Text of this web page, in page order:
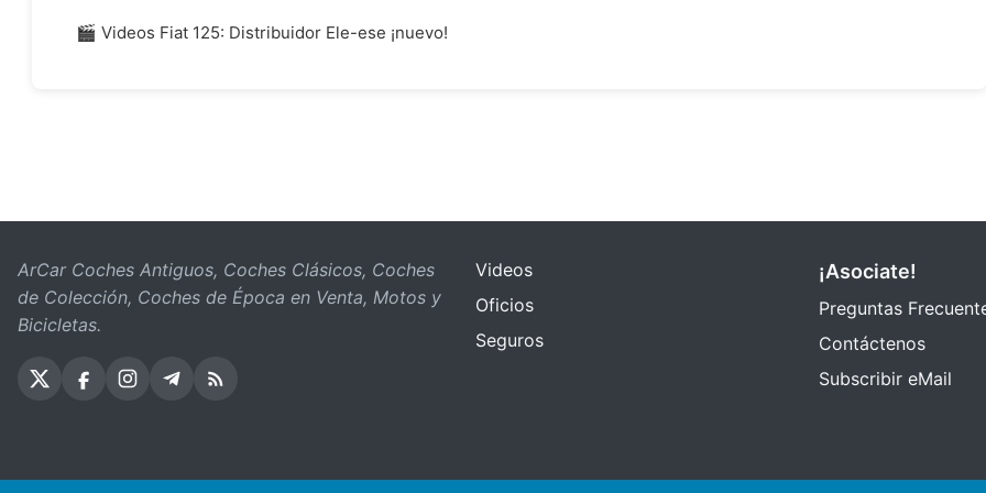
🎬 Videos Fiat 125: Distribuidor Ele-ese ¡nuevo!
ArCar Coches Antiguos, Coches Clásicos, Coches
de Colección, Coches de Época en Venta, Motos y
Bicicletas.
Videos
Oficios
Seguros
¡Asociate!
Preguntas
Contáctenos
Subscribir eMail